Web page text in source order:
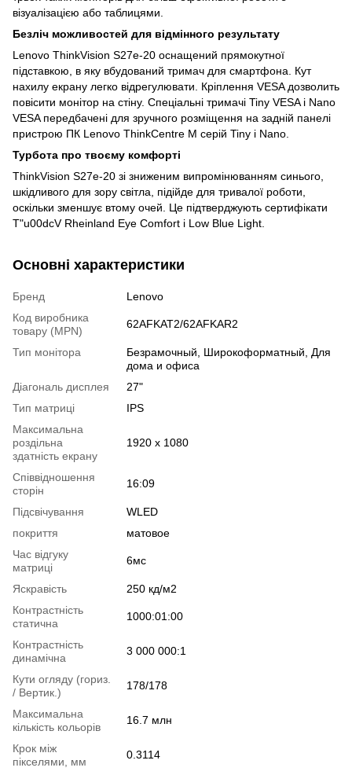
візуалізацією або таблицями.
Безліч можливостей для відмінного результату
Lenovo ThinkVision S27e-20 оснащений прямокутної
підставкою, в яку вбудований тримач для смартфона. Кут
нахилу екрану легко відрегулювати. Кріплення VESA дозволить
повісити монітор на стіну. Спеціальні тримачі Tiny VESA і Nano
VESA передбачені для зручного розміщення на задній панелі
пристрою ПК Lenovo ThinkCentre M серій Tiny і Nano.
Турбота про твоєму комфорті
ThinkVision S27e-20 зі зниженим випромінюванням синього,
шкідливого для зору світла, підійде для тривалої роботи,
оскільки зменшує втому очей. Це підтверджують сертифікати
T"u00dcV Rheinland Eye Comfort і Low Blue Light.
Основні характеристики
Бренд
Lenovo
Код виробника
товару (MPN)
62AFKAT2/62AFKAR2
Тип монітора
Безрамочный, Широкоформатный, Для
дома и офиса
Діагональ дисплея
27"
Тип матриці
IPS
Максимальна
роздільна
здатність екрану
1920 х 1080
Співвідношення
сторін
16:09
Підсвічування
WLED
покриття
матовое
Час відгуку
матриці
6мс
Яскравість
250 кд/м2
Контрастність
статична
1000:01:00
Контрастність
динамічна
3 000 000:1
Кути огляду (гориз.
/ Вертик.)
178/178
Максимальна
кількість кольорів
16.7 млн
Крок між
пікселями, мм
0.3114